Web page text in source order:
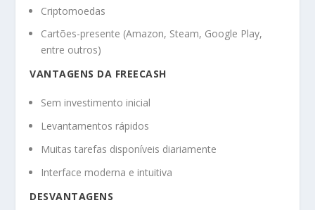
Criptomoedas
Cartões-presente (Amazon, Steam, Google Play,
entre outros)
VANTAGENS DA FREECASH
Sem investimento inicial
Levantamentos rápidos
Muitas tarefas disponíveis diariamente
Interface moderna e intuitiva
DESVANTAGENS